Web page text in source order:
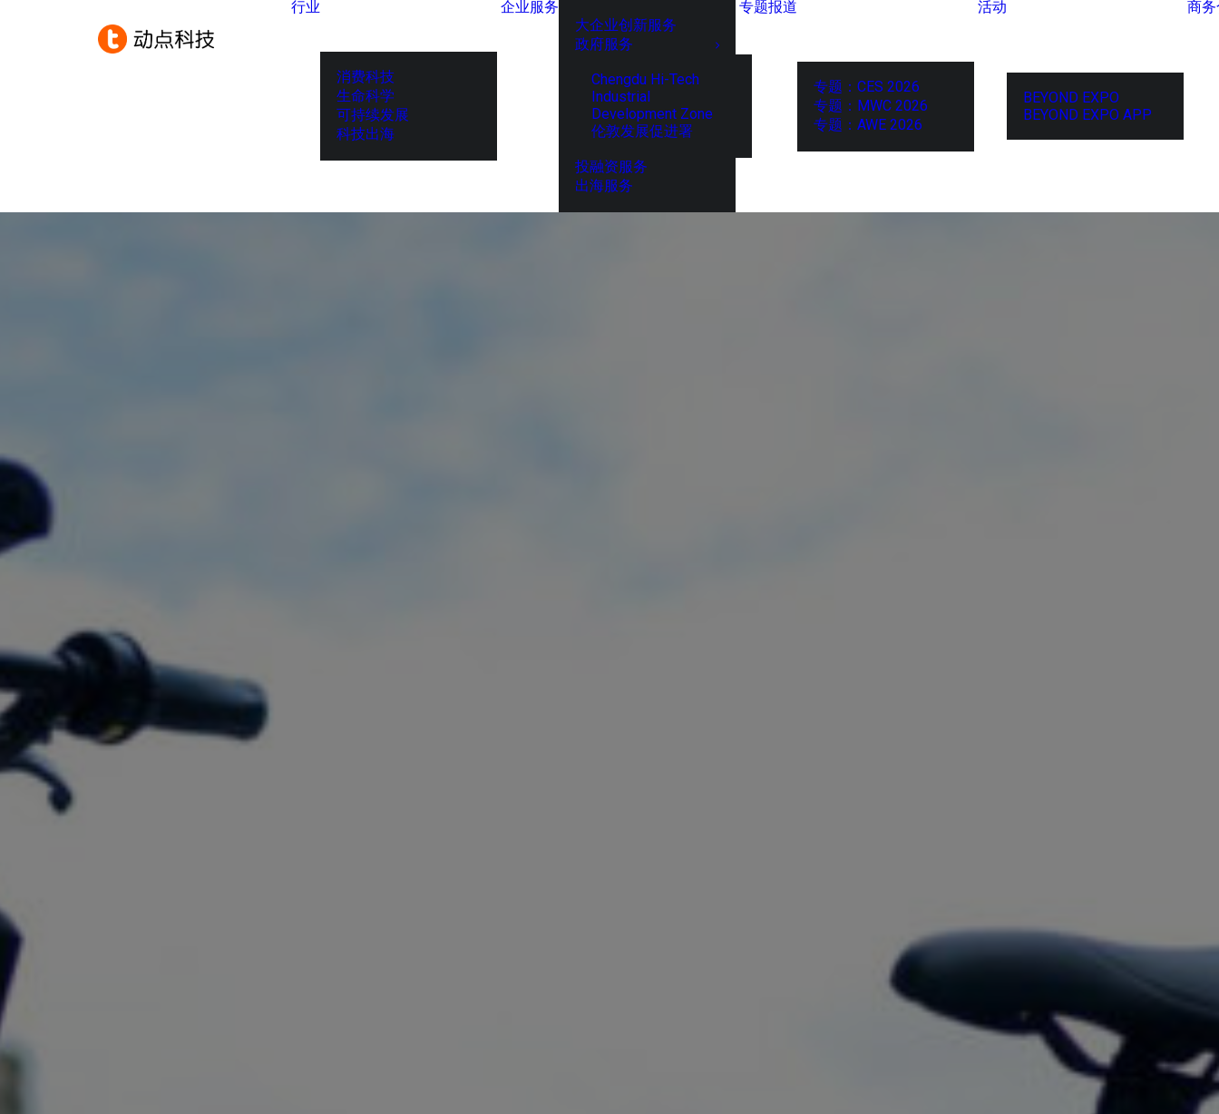
行业
消费科技
生命科学
可持续发展
科技出海
企业服务
大企业创新服务
政府服务
Chengdu Hi-Tech
Industrial
Development Zone
伦敦发展促进署
投融资服务
出海服务
专题报道
专题：CES 2026
专题：MWC 2026
专题：AWE 2026
活动
BEYOND EXPO
BEYOND EXPO APP
商